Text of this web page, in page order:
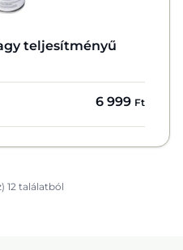
teljesítményű
6 999 Ft
12 találatból